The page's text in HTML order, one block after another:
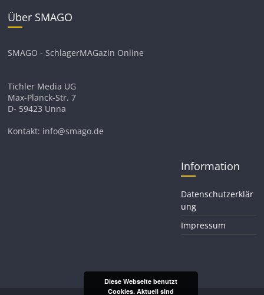
Über SMAGO
SMAGO - SchlagerMAGazin Online
Tichler Media UG
Max-Planck-Str. 7
D- 59423 Unna
Kontakt: info@smago.de
Information
Datenschutzerklär
ung
Impressum
Diese Webseite benutzt
Cookies. Aktuell sind